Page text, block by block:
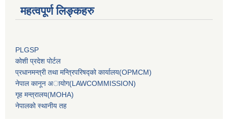
महत्वपूर्ण लिङ्कहरु
PLGSP
कोशी प्रदेश पोर्टल
प्रधानमन्‍त्री तथा मन्‍त्रिपरिषद्को कार्यालय(OPMCM)
नेपाल कानून अायोग(LAWCOMMISSION)
गृह मन्‍त्रालय(MOHA)
नेपालको स्थानीय तह